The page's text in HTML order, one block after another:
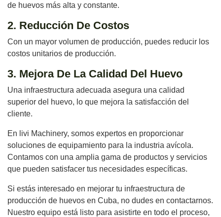
de huevos más alta y constante.
2. Reducción De Costos
Con un mayor volumen de producción, puedes reducir los
costos unitarios de producción.
3. Mejora De La Calidad Del Huevo
Una infraestructura adecuada asegura una calidad
superior del huevo, lo que mejora la satisfacción del
cliente.
En livi Machinery, somos expertos en proporcionar
soluciones de equipamiento para la industria avícola.
Contamos con una amplia gama de productos y servicios
que pueden satisfacer tus necesidades específicas.
Si estás interesado en mejorar tu infraestructura de
producción de huevos en Cuba, no dudes en contactarnos.
Nuestro equipo está listo para asistirte en todo el proceso,